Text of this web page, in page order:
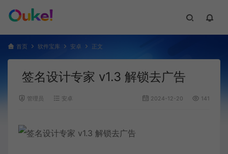
首页 软件宝库 安卓 正文
签名设计专家 v1.3 解锁去广告
管理员 安卓 2024-12-20 141